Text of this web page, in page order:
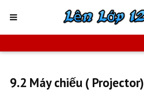
9.2 Máy chiếu ( Projector)